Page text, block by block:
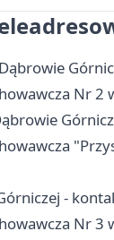
Nr
-
Nr 3